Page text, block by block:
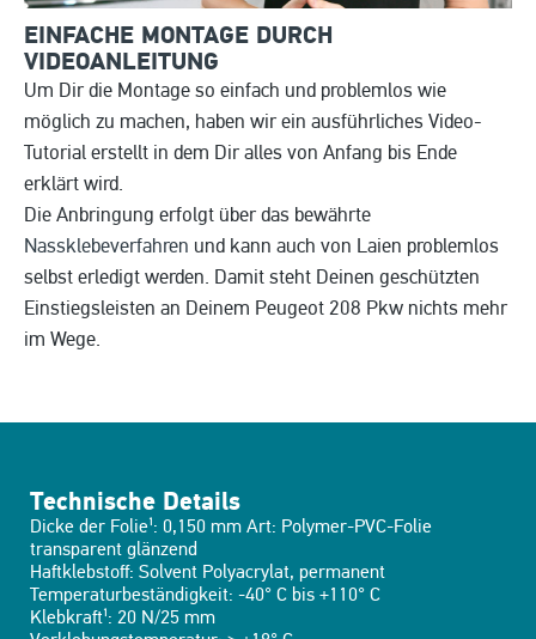
EINFACHE MONTAGE DURCH
VIDEOANLEITUNG
Um Dir die Montage so einfach und problemlos wie
möglich zu machen, haben wir ein ausführliches Video-
Tutorial erstellt in dem Dir alles von Anfang bis Ende
erklärt wird.
Die Anbringung erfolgt über das bewährte
Nassklebeverfahren und kann auch von Laien problemlos
selbst erledigt werden. Damit steht Deinen geschützten
Einstiegsleisten an Deinem Peugeot 208 Pkw nichts mehr
im Wege.
Technische Details
Dicke der Folie¹: 0,150 mm Art: Polymer-PVC-Folie
transparent glänzend
Haftklebstoff: Solvent Polyacrylat, permanent
Temperaturbeständigkeit: -40° C bis +110° C
Klebkraft¹: 20 N/25 mm